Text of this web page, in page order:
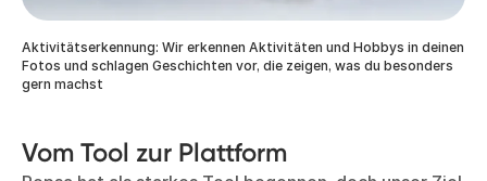
Aktivitätserkennung: Wir erkennen Aktivitäten und Hobbys in deinen
Fotos und schlagen Geschichten vor, die zeigen, was du besonders
gern machst
Vom Tool zur Plattform